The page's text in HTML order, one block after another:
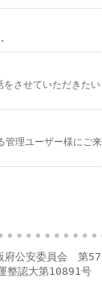
せていただきたい
ユーザー様にご来
公安委員会 第
整認大第10891号